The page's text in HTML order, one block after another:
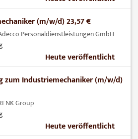
(m/w/d) 23,57 €
Personaldienstleistungen GmbH
Heute veröffentlicht
zum Industriemechaniker (m/w/d)
Group
Heute veröffentlicht